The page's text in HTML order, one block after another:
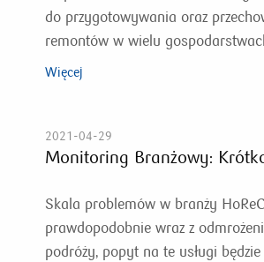
do przygotowywania oraz
remontów w wielu
Więcej
2021-04-29
Monitoring Branżowy:
Skala problemów w branży
prawdopodobnie wraz z
podróży, popyt na te usługi